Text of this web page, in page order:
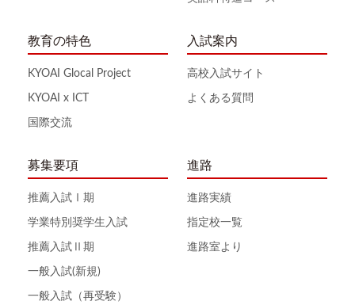
教育の特色
KYOAI Glocal Project
KYOAI x ICT
国際交流
入試案内
高校入試サイト
よくある質問
募集要項
推薦入試Ⅰ期
学業特別奨学生入試
推薦入試Ⅱ期
一般入試(新規)
一般入試（再受験）
進路
進路実績
指定校一覧
進路室より